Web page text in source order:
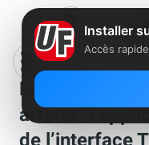
Le saviez-
arrêter
de l’interface
Installer
Accès